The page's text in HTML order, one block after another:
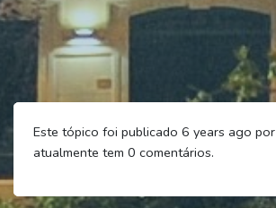
Este tópico foi publicado 6 years ago por
atualmente tem 0 comentários.